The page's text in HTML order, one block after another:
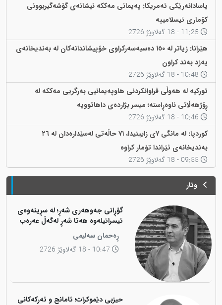
یاسادانەرێکی ئەمریکا: پەیمانی مەککە نیشانەی گۆشەگیربوونی
کۆماری ئیسلامییە
هێرانا: زیاتر لە ١٥٠ دەسبەسەرکراوی خۆپیشاندانەکان لە بەندیخانەی
یەزد بەند کراون
تورکیە لە هەوڵی فراوانکردنی هاوپەیمانیی بەرگریی مەککە لە
ڕۆژهەڵاتی ناوەڕاستە؛ میسر بژاردەی داهاتوویە
کوردپا: لە مانگی ٧ی زایینیدا، ٧١ حاڵەتی لەسێدارەدان لە ٢٦
بەندیخانەی ئێراندا تۆمار کراوە
وتار
گۆڕانی جەوهەری شەڕ؛ لە سڕینەوەی
ئیسرائیلەوە هەتا شەڕ لەگەڵ عەرەب
ڕەحمان سەلیمی
حیزبی دێموکرات؛ ئامانج و ئەرکەکانی